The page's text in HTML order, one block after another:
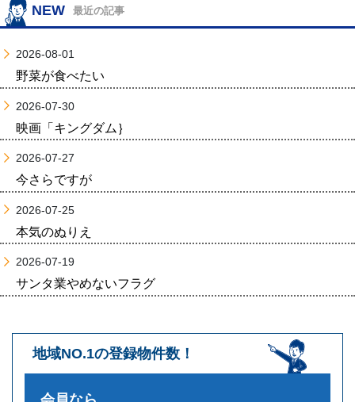
NEW 最近の記事
2026-08-01
野菜が食べたい
2026-07-30
映画「キングダム｝
2026-07-27
今さらですが
2026-07-25
本気のぬりえ
2026-07-19
サンタ業やめないフラグ
地域NO.1の登録物件数！